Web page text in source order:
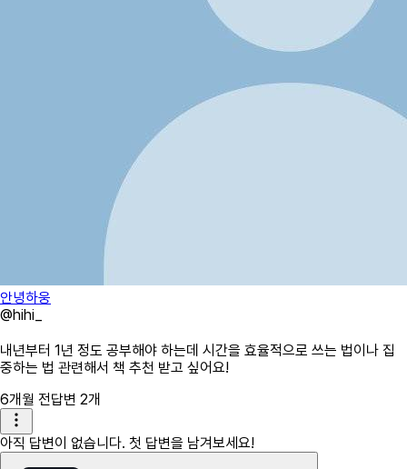
안녕하웅
@hihi_
내년부터 1년 정도 공부해야 하는데 시간을 효율적으로 쓰는 법이나 집
중하는 법 관련해서 책 추천 받고 싶어요!
6개월 전답변 2개
아직 답변이 없습니다. 첫 답변을 남겨보세요!